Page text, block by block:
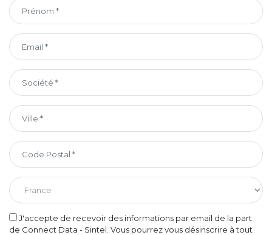
J'accepte de recevoir des informations par email de la part
de Connect Data - Sintel. Vous pourrez vous désinscrire à tout